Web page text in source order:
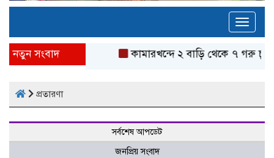
নতুন সংবাদ কামারখন্দে ২ বাড়ি থেকে ৭ গরু চুরি
প্রতারণা
সর্বশেষ আপডেট
জনপ্রিয় সংবাদ